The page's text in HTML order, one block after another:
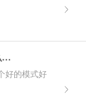
…
好的模式好